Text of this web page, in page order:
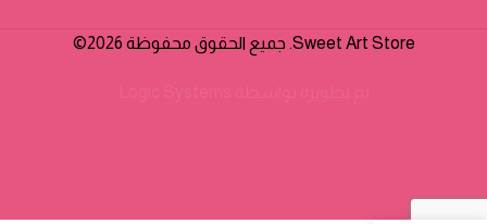
Sweet Art Store. جميع الحقوق محفوظة 2026©